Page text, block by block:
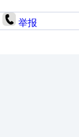
举报